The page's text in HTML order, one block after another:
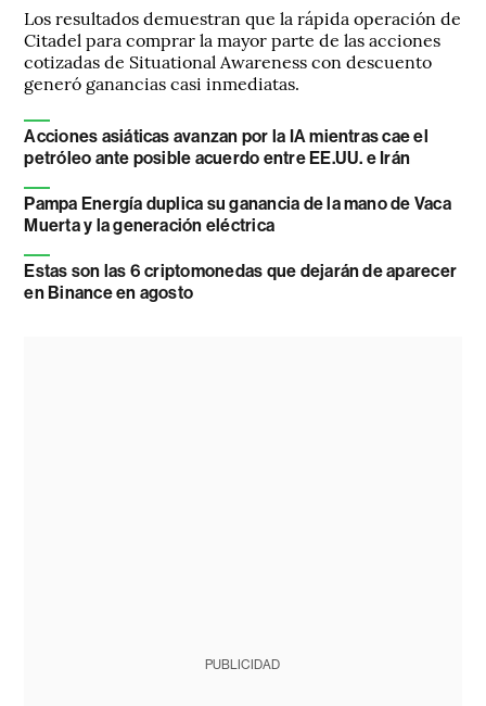
Los resultados demuestran que la rápida operación de
Citadel para comprar la mayor parte de las acciones
cotizadas de Situational Awareness con descuento
generó ganancias casi inmediatas.
Acciones asiáticas avanzan por la IA mientras cae el
petróleo ante posible acuerdo entre EE.UU. e Irán
Pampa Energía duplica su ganancia de la mano de Vaca
Muerta y la generación eléctrica
Estas son las 6 criptomonedas que dejarán de aparecer
en Binance en agosto
PUBLICIDAD